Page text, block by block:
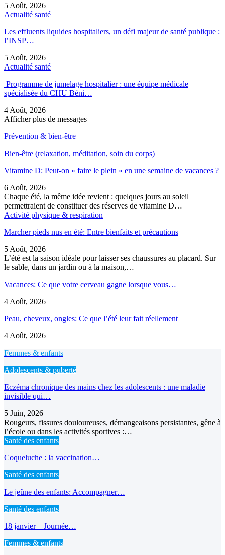
5 Août, 2026
Actualité santé
Les effluents liquides hospitaliers, un défi majeur de santé publique :
l’INSP…
5 Août, 2026
Actualité santé
Programme de jumelage hospitalier : une équipe médicale
spécialisée du CHU Béni…
4 Août, 2026
Afficher plus de messages
Prévention & bien-être
Bien-être (relaxation, méditation, soin du corps)
Vitamine D: Peut-on « faire le plein » en une semaine de vacances ?
6 Août, 2026
Chaque été, la même idée revient : quelques jours au soleil
permettraient de constituer des réserves de vitamine D…
Activité physique & respiration
Marcher pieds nus en été: Entre bienfaits et précautions
5 Août, 2026
L’été est la saison idéale pour laisser ses chaussures au placard. Sur
le sable, dans un jardin ou à la maison,…
Vacances: Ce que votre cerveau gagne lorsque vous…
4 Août, 2026
Peau, cheveux, ongles: Ce que l’été leur fait réellement
4 Août, 2026
Femmes & enfants
Adolescents & puberté
Eczéma chronique des mains chez les adolescents : une maladie
invisible qui…
5 Juin, 2026
Rougeurs, fissures douloureuses, démangeaisons persistantes, gêne à
l’école ou dans les activités sportives :…
Santé des enfants
Coqueluche : la vaccination…
Santé des enfants
Le jeûne des enfants: Accompagner…
Santé des enfants
18 janvier – Journée…
Femmes & enfants